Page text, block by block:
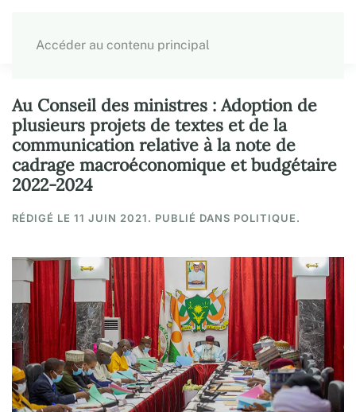
Accéder au contenu principal
Au Conseil des ministres : Adoption de
plusieurs projets de textes et de la
communication relative à la note de
cadrage macroéconomique et budgétaire
2022-2024
RÉDIGÉ LE 11 JUIN 2021. PUBLIÉ DANS POLITIQUE.